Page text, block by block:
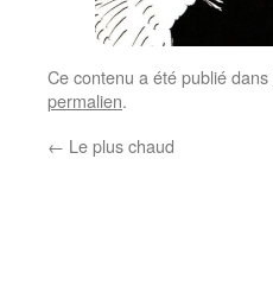
Ce contenu a été publié dans
permalien.
← Le plus chaud